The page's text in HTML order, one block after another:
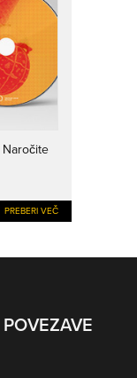
Naročite
PREBERI VEČ